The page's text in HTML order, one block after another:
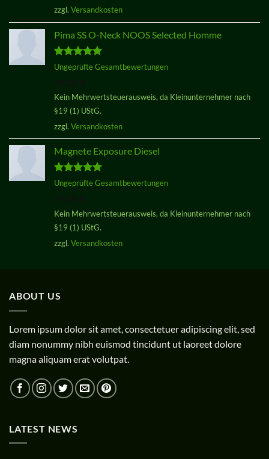
zzgl. Versandkosten
Pima SS O-Neck NOOS Selected Homme
Bewertet
mit 5.00
Ungeprüfte Gesamtbewertungen
Kein Mehrwertsteuerausweis, da Kleinunternehmer nach
§19 (1) UStG.
zzgl. Versandkosten
Magnete Exposure Diesel
Bewertet
Ungeprüfte Gesamtbewertungen
Kein Mehrwertsteuerausweis, da Kleinunternehmer nach
§19 (1) UStG.
zzgl. Versandkosten
ABOUT US
Lorem ipsum dolor sit amet, consectetuer adipiscing elit, sed
diam nonummy nibh euismod tincidunt ut laoreet dolore
magna aliquam erat volutpat.
LATEST NEWS